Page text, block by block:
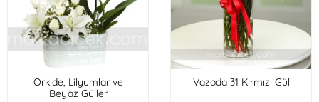
Orkide, Lilyumlar ve
Beyaz Güller
Vazoda 31 Kırmızı Gül